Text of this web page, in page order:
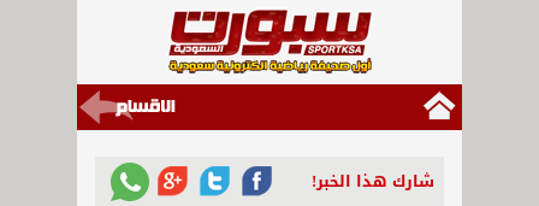
شارك هذا الخبر!